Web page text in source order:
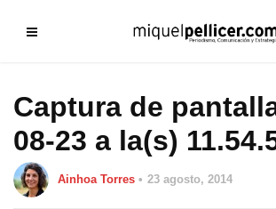
Captura de
08-23 a la(s)
Ainhoa Torres 23 agosto, 2014